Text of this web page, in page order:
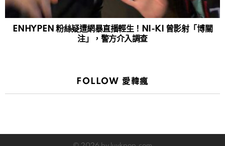
ENHYPEN 粉絲疑遭網暴直播輕生！NI-KI 曾影射「博關
注」，警方介入調查
FOLLOW 愛韓瘋